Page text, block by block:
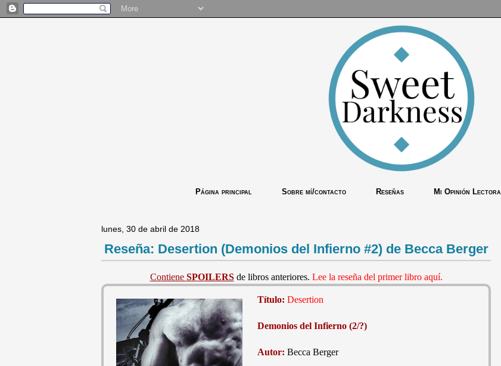
Página principal Sobre mí/contacto Reseñas Mi Opinión Lectora
lunes, 30 de abril de 2018
Reseña: Desertion (Demonios del Infierno #2) de Becca Berger
Contiene SPOILERSde libros anteriores. Lee la reseña del primer libro aquí.
Título: Desertion
Demonios del Infierno (2/?)
Autor: Becca Berger